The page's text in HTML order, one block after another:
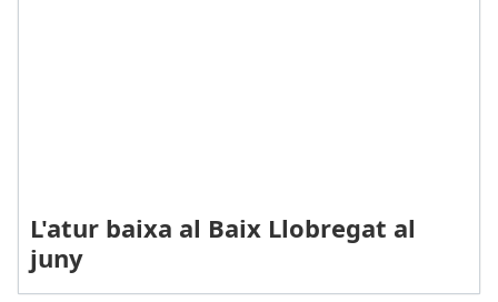
L'atur baixa al Baix Llobregat al
juny